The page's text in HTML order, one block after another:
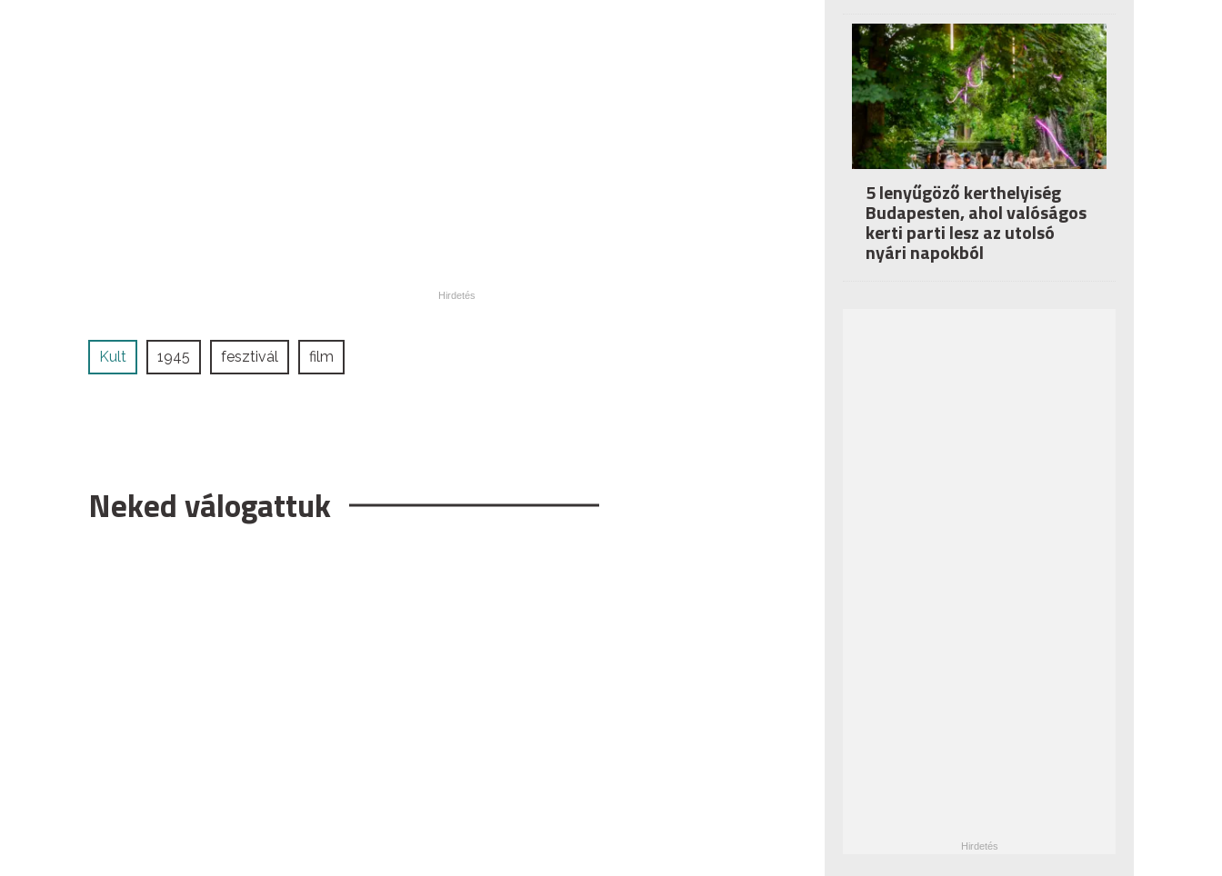
Kult 1945 fesztivál film
Neked válogattuk
5 lenyűgöző kerthelyiség
Budapesten, ahol valóságos
kerti parti lesz az utolsó
nyári napokból